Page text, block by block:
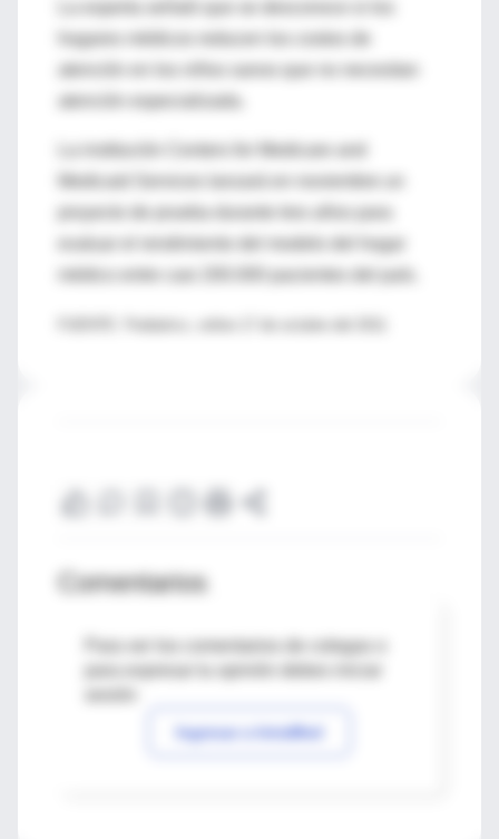
hogares médicos reducen los costos de
evaluar el rendimiento del modelo del hogar
Comentarios
Para ver los comentarios de colegas o
Ingresar a IntraMed